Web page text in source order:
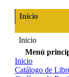
Inicio
Inicio
Menú
Inicio
Catálogo de